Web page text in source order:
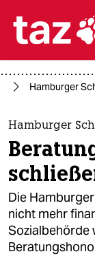
themen
politik
öko
gesellschaft
kultur
Hamburger
Hamburger
Die
nicht mehr
Sozialbehörde